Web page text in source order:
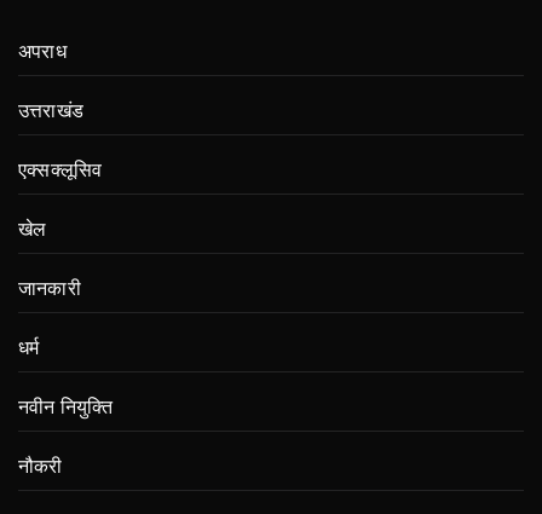
अपराध
उत्तराखंड
एक्सक्लूसिव
खेल
जानकारी
धर्म
नवीन नियुक्ति
नौकरी